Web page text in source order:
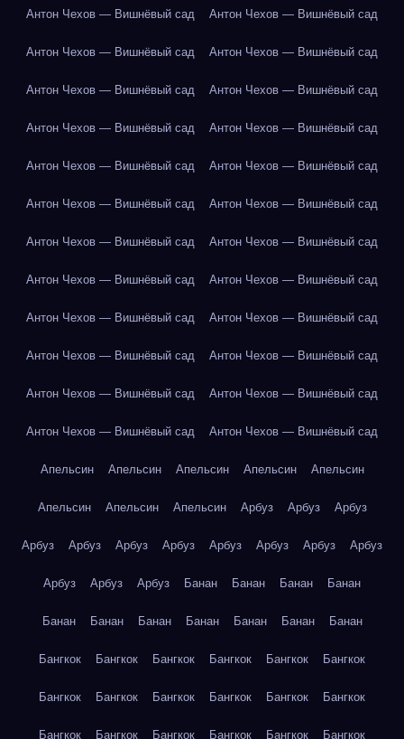
Антон Чехов — Вишнёвый сад Антон Чехов — Вишнёвый сад
Антон Чехов — Вишнёвый сад Антон Чехов — Вишнёвый сад
Антон Чехов — Вишнёвый сад Антон Чехов — Вишнёвый сад
Антон Чехов — Вишнёвый сад Антон Чехов — Вишнёвый сад
Антон Чехов — Вишнёвый сад Антон Чехов — Вишнёвый сад
Антон Чехов — Вишнёвый сад Антон Чехов — Вишнёвый сад
Антон Чехов — Вишнёвый сад Антон Чехов — Вишнёвый сад
Антон Чехов — Вишнёвый сад Антон Чехов — Вишнёвый сад
Антон Чехов — Вишнёвый сад Антон Чехов — Вишнёвый сад
Антон Чехов — Вишнёвый сад Антон Чехов — Вишнёвый сад
Антон Чехов — Вишнёвый сад Антон Чехов — Вишнёвый сад
Антон Чехов — Вишнёвый сад Антон Чехов — Вишнёвый сад
Апельсин Апельсин Апельсин Апельсин Апельсин
Апельсин Апельсин Апельсин Арбуз Арбуз Арбуз
Арбуз Арбуз Арбуз Арбуз Арбуз Арбуз Арбуз Арбуз
Арбуз Арбуз Арбуз Банан Банан Банан Банан
Банан Банан Банан Банан Банан Банан Банан
Бангкок Бангкок Бангкок Бангкок Бангкок Бангкок
Бангкок Бангкок Бангкок Бангкок Бангкок Бангкок
Бангкок Бангкок Бангкок Бангкок Бангкок Бангкок